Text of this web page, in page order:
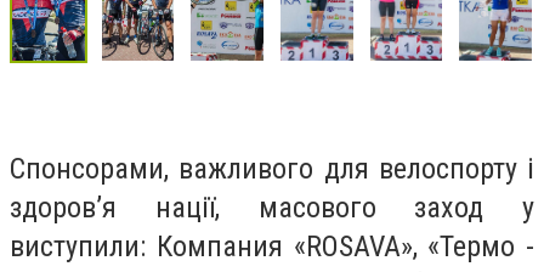
Спонсорами, важливого для велоспорту і
здоров’я нації, масового заход у
виступили: Компания «ROSAVA», «Термо -